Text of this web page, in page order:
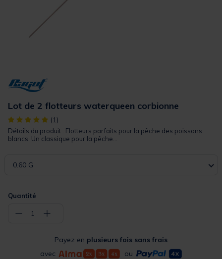
Lot de 2 flotteurs waterqueen corbionne
[object Object] out of 5 Customer Rating
(1)
Détails du produit : Flotteurs parfaits pour la pêche des poissons
blancs. Un classique pour la pêche...
0.60 G
Quantité
− 1 +
Payez en plusieurs fois sans frais
avec
ou